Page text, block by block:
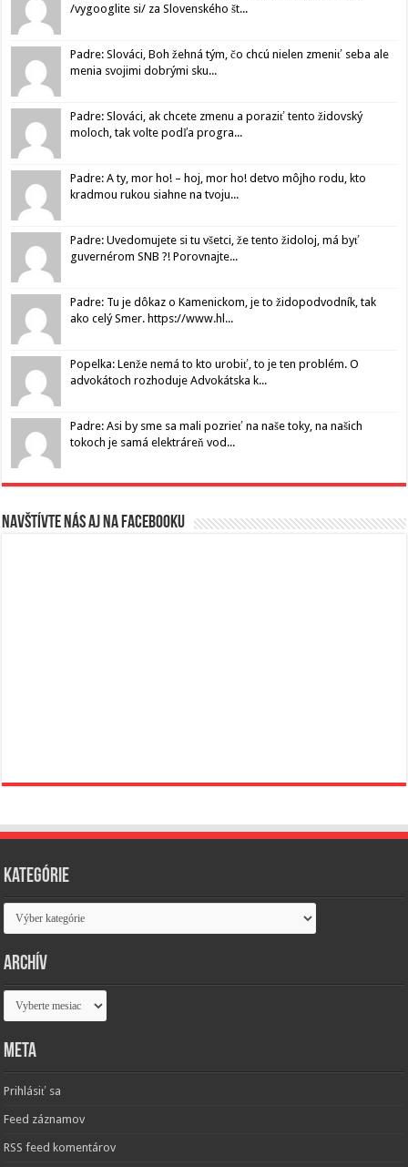
/vygooglite si/ za Slovenského št...
Padre: Slováci, Boh žehná tým, čo chcú nielen zmeniť seba ale
menia svojimi dobrými sku...
Padre: Slováci, ak chcete zmenu a poraziť tento židovský
moloch, tak volte podľa progra...
Padre: A ty, mor ho! – hoj, mor ho! detvo môjho rodu, kto
kradmou rukou siahne na tvoju...
Padre: Uvedomujete si tu všetci, že tento židoloj, má byť
guvernérom SNB ?! Porovnajte...
Padre: Tu je dôkaz o Kamenickom, je to židopodvodník, tak
ako celý Smer. https://www.hl...
Popelka: Lenže nemá to kto urobiť, to je ten problém. O
advokátoch rozhoduje Advokátska k...
Padre: Asi by sme sa mali pozrieť na naše toky, na našich
tokoch je samá elektráreň vod...
Navštívte nás aj na Facebooku
Kategórie
Kategórie
Archív
Archív
Meta
Prihlásiť sa
Feed záznamov
RSS feed komentárov